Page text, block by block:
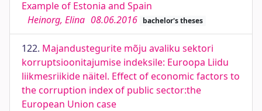
Example of Estonia and Spain
Heinorg, Elina 08.06.2016 bachelor's theses
122. Majandustegurite mõju avaliku sektori
korruptsioonitajumise indeksile: Euroopa Liidu
liikmesriikide näitel. Effect of economic factors to
the corruption index of public sector:the
European Union case